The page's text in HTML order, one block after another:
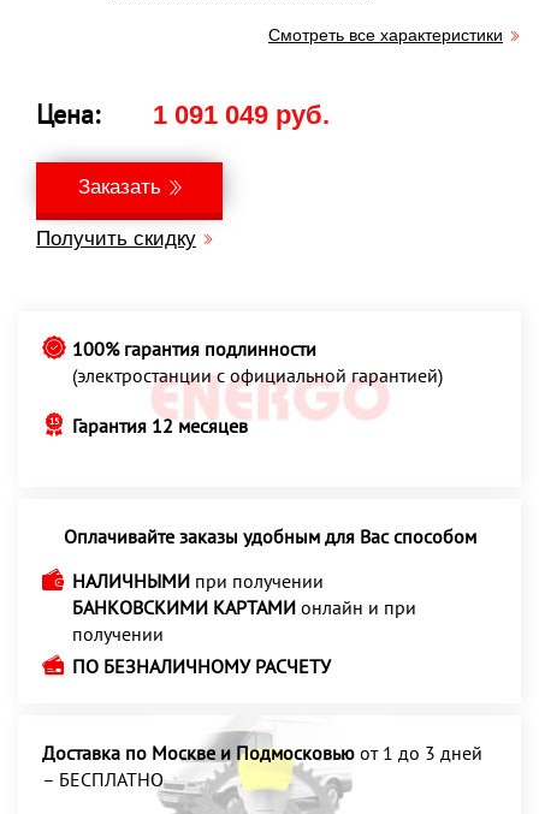
Смотреть все характеристики
Цена: 1 091 049 руб.
Заказать
Получить скидку
100% гарантия подлинности
(электростанции с официальной гарантией)
Гарантия 12 месяцев
Оплачивайте заказы удобным для Вас способом
НАЛИЧНЫМИ при получении
БАНКОВСКИМИ КАРТАМИ онлайн и при
получении
ПО БЕЗНАЛИЧНОМУ РАСЧЕТУ
Доставка по Москве и Подмосковью от 1 до 3 дней
– БЕСПЛАТНО